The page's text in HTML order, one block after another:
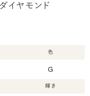
イヤモンド
色
G
輝き